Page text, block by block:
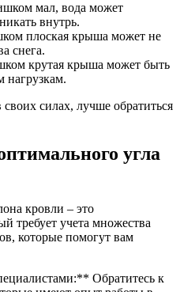
мал, вода может
внутрь.
плоская крыша может не
снега.
крутая крыша может быть
нагрузкам.
силах, лучше обратиться
угла
кровли – это
требует учета множества
которые помогут вам
Обратитесь к